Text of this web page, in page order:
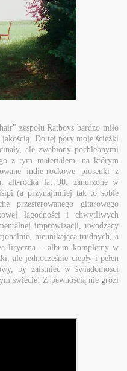
zespołu Ratboys bardzo miło
Do tej pory moje ścieżki
ale zwabiony pochlebnymi
z tym materiałem, na którym
indie-rockowe piosenki z
alt-rocka lat 90. zanurzone w
(a przynajmniej tak to sobie
przesterowanego gitarowego
łagodności i chwytliwych
improwizacji, uwodzący
nieunikająca trudnych, a
liryczna – album kompletny w
ale jednocześnie ciepły i pełen
by zaistnieć w świadomości
świecie! Z pewnością nie grozi